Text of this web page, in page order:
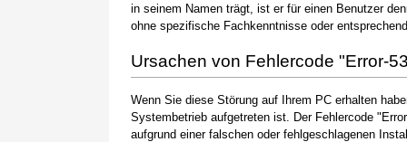
in seinem Namen trägt, ist er für einen Benutzer
ohne spezifische Fachkenntnisse oder
Ursachen von Fehlercode "Error-
Wenn Sie diese Störung auf Ihrem PC erhalten
Systembetrieb aufgetreten ist. Der Fehlercode
aufgrund einer falschen oder fehlgeschlagenen